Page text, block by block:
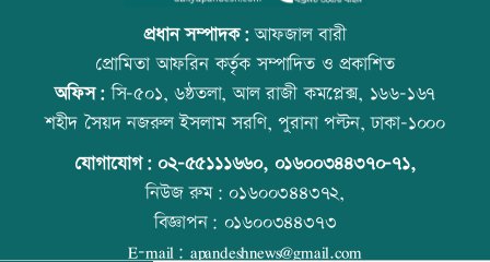
বিদ্যুৎ-জ্বালানি নিয়ে বিভ্রান্তি সৃষ্টি করা হচ্ছে:
প্রধানমন্ত্রী
‘রাজনীতি স্বচ্ছ হওয়া উচিত, তাহলে গণতন্ত্রের
কোরআন-হাদিসে নামাজ না পড়ার শাস্তি
আজ স্বর্ণ-রুপা যে দামে বিক্রি হচ্ছে
প্রধান সম্পাদক:আফজাল বারী
প্রোমিতা আফরিন কর্তৃক সম্পাদিত ও প্রকাশিত
অফিস:সি-৫০১, ৬ষ্ঠতলা, আল রাজী কমপ্লেক্স, ১৬৬-১৬৭
শহীদ সৈয়দ নজরুল ইসলাম সরণি, পুরানা পল্টন, ঢাকা-১০০০
যোগাযোগ: ০২-৫৫১১১৬৬০, ০১৬০০৩৪৪৩৭০-৭১,
নিউজ রুম:০১৬০০৩৪৪৩৭২,
বিজ্ঞাপন: ০১৬০০৩৪৪৩৭৩
E-mail: apandeshnews@gmail.com